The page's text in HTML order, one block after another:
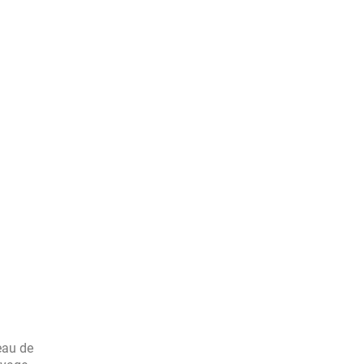
de